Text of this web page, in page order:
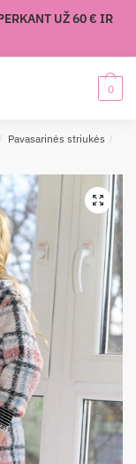
UŽ 60 € IR
0
/ Pavasarinės striukės /
🔍